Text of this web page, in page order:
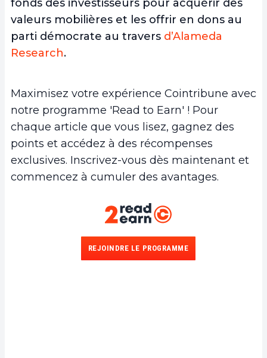
fonds des investisseurs pour acquérir des
valeurs mobilières et les offrir en dons au
parti démocrate au travers d’Alameda
Research.
Maximisez votre expérience Cointribune avec
notre programme 'Read to Earn' ! Pour
chaque article que vous lisez, gagnez des
points et accédez à des récompenses
exclusives. Inscrivez-vous dès maintenant et
commencez à cumuler des avantages.
REJOINDRE LE PROGRAMME